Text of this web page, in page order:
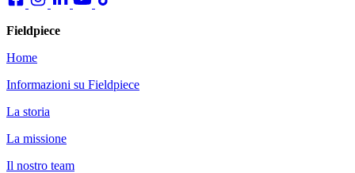
Fieldpiece
Home
Informazioni su Fieldpiece
La storia
La missione
Il nostro team